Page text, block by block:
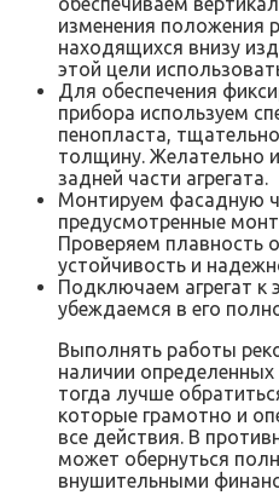
изменения положения
находящихся внизу
этой цели
Для обеспечения
прибора используем
пенопласта,
толщину. Желательно
задней части агрегата.
Монтируем фасадную
предусмотренные
Проверяем плавность
устойчивость и
Подключаем агрегат к
убеждаемся в его
Выполнять работы
наличии определенных
тогда лучше
которые грамотно и
все действия. В
может обернуться
внушительными